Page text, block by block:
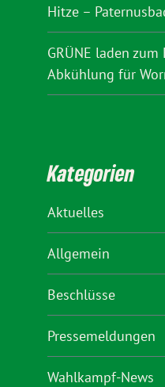
Hitze –
GRÜNE laden
Abkühlung für
Kategorien
Aktuelles
Allgemein
Beschlüsse
Pressemeldungen
Wahlkampf-News